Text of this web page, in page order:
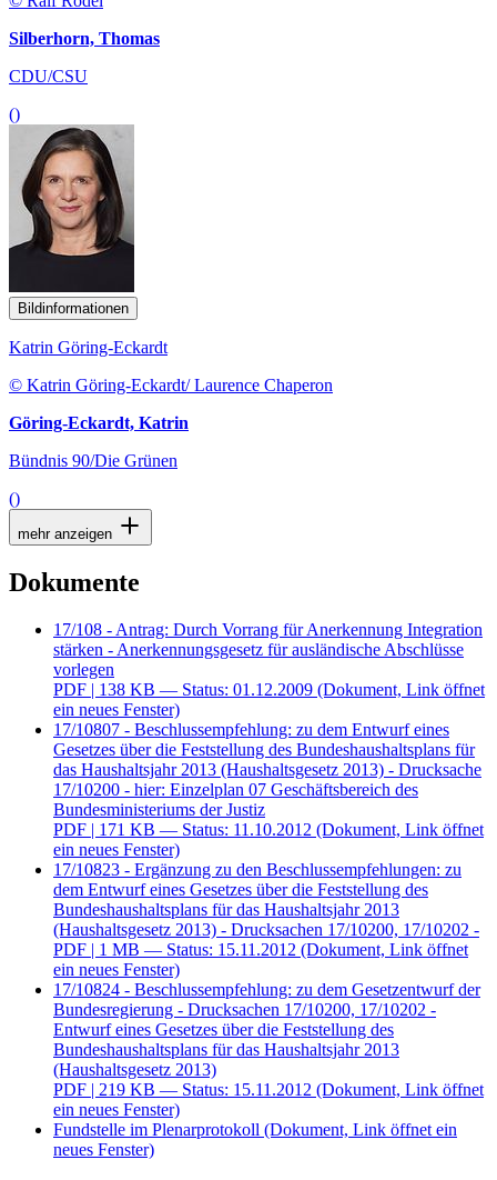
Silberhorn, Thomas
CDU/CSU
()
Bildinformationen
Katrin Göring-Eckardt
© Katrin Göring-Eckardt/ Laurence Chaperon
Göring-Eckardt, Katrin
Bündnis 90/Die Grünen
()
mehr anzeigen
Dokumente
17/108 - Antrag: Durch Vorrang für Anerkennung Integration
stärken - Anerkennungsgesetz für ausländische Abschlüsse
vorlegen
PDF | 138 KB — Status: 01.12.2009 (Dokument, Link öffnet
ein neues Fenster)
17/10807 - Beschlussempfehlung: zu dem Entwurf eines
Gesetzes über die Feststellung des Bundeshaushaltsplans für
das Haushaltsjahr 2013 (Haushaltsgesetz 2013) - Drucksache
17/10200 - hier: Einzelplan 07 Geschäftsbereich des
Bundesministeriums der Justiz
PDF | 171 KB — Status: 11.10.2012 (Dokument, Link öffnet
ein neues Fenster)
17/10823 - Ergänzung zu den Beschlussempfehlungen: zu
dem Entwurf eines Gesetzes über die Feststellung des
Bundeshaushaltsplans für das Haushaltsjahr 2013
(Haushaltsgesetz 2013) - Drucksachen 17/10200, 17/10202 -
PDF | 1 MB — Status: 15.11.2012 (Dokument, Link öffnet
ein neues Fenster)
17/10824 - Beschlussempfehlung: zu dem Gesetzentwurf der
Bundesregierung - Drucksachen 17/10200, 17/10202 -
Entwurf eines Gesetzes über die Feststellung des
Bundeshaushaltsplans für das Haushaltsjahr 2013
(Haushaltsgesetz 2013)
PDF | 219 KB — Status: 15.11.2012 (Dokument, Link öffnet
ein neues Fenster)
Fundstelle im Plenarprotokoll (Dokument, Link öffnet ein
neues Fenster)